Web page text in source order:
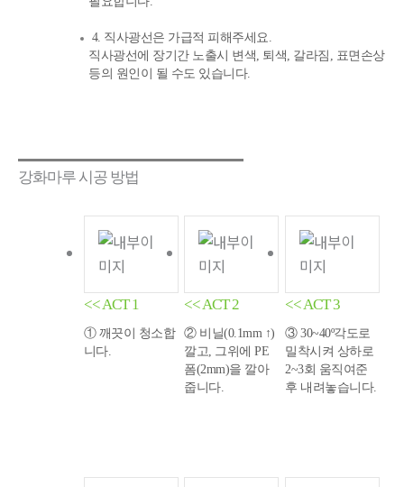
4. 직사광선은 가급적 피해주세요.
직사광선에 장기간 노출시 변색, 퇴색, 갈라짐, 표면손상
등의 원인이 될 수도 있습니다.
강화마루 시공 방법
<< ACT 1
① 깨끗이 청소합
니다.
<< ACT 2
② 비닐(0.1mm ↑)
깔고, 그위에 PE
폼(2mm)을 깔아
줍니다.
<< ACT 3
③ 30~40º각도로
밀착시켜 상하로
2~3회 움직여준
후 내려놓습니다.